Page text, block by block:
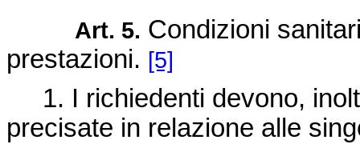
Art. 5. Condizioni
prestazioni. [5]
1. I richiedenti devono,
precisate in relazione alle